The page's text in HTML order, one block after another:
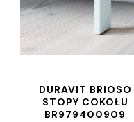
DURAVIT BRIOSO
STOPY COKOŁU
BR979400909